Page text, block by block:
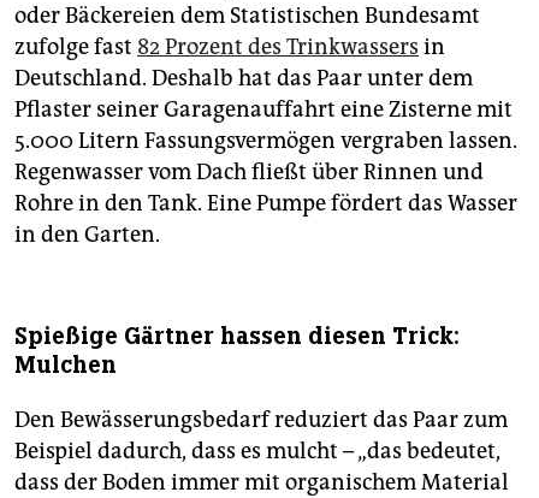
oder Bäckereien dem Statistischen Bundesamt
zufolge fast 82 Prozent des Trinkwassers in
Deutschland. Deshalb hat das Paar unter dem
Pflaster seiner Garagenauffahrt eine Zisterne mit
5.000 Litern Fassungsvermögen vergraben lassen.
Regenwasser vom Dach fließt über Rinnen und
Rohre in den Tank. Eine Pumpe fördert das Wasser
in den Garten.
Spießige Gärtner hassen diesen Trick:
Mulchen
Den Bewässerungsbedarf reduziert das Paar zum
Beispiel dadurch, dass es mulcht – „das bedeutet,
dass der Boden immer mit organischem Material